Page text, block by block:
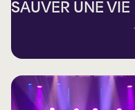
SAUVER UNE VIE